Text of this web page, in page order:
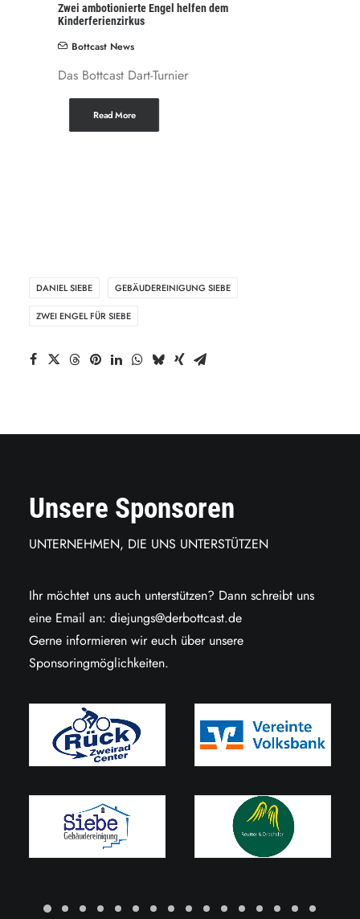
Zwei ambotionierte Engel helfen dem
Kinderferienzirkus
Bottcast News
Das Bottcast Dart-Turnier
Read More
DANIEL SIEBE GEBÄUDEREINIGUNG SIEBE
ZWEI ENGEL FÜR SIEBE
Unsere Sponsoren
UNTERNEHMEN, DIE UNS UNTERSTÜTZEN
Ihr möchtet uns auch unterstützen? Dann schreibt uns
eine Email an: diejungs@derbottcast.de
Gerne informieren wir euch über unsere
Sponsoringmöglichkeiten.